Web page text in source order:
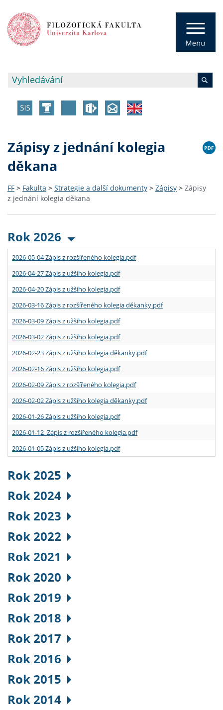
Zápisy z jednání kolegia
děkana
FF > Fakulta > Strategie a další dokumenty > Zápisy > Zápisy
z jednání kolegia děkana
Rok 2026
2026-05-04 Zápis z rozšířeného kolegia.pdf
2026-04-27 Zápis z užšího kolegia.pdf
2026-04-20 Zápis z užšího kolegia.pdf
2026-03-16 Zápis z rozšířeného kolegia děkanky.pdf
2026-03-09 Zápis z užšího kolegia.pdf
2026-03-02 Zápis z užšího kolegia.pdf
2026-02-23 Zápis z užšího kolegia děkanky.pdf
2026-02-16 Zápis z užšího kolegia.pdf
2026-02-09 Zápis z rozšířeného kolegia.pdf
2026-02-02 Zápis z užšího kolegia děkanky.pdf
2026-01-26 Zápis z užšího kolegia.pdf
2026-01-12 Zápis z rozšířeného kolegia.pdf
2026-01-05 Zápis z užšího kolegia.pdf
Rok 2025
Rok 2024
Rok 2023
Rok 2022
Rok 2021
Rok 2020
Rok 2019
Rok 2018
Rok 2017
Rok 2016
Rok 2015
Rok 2014